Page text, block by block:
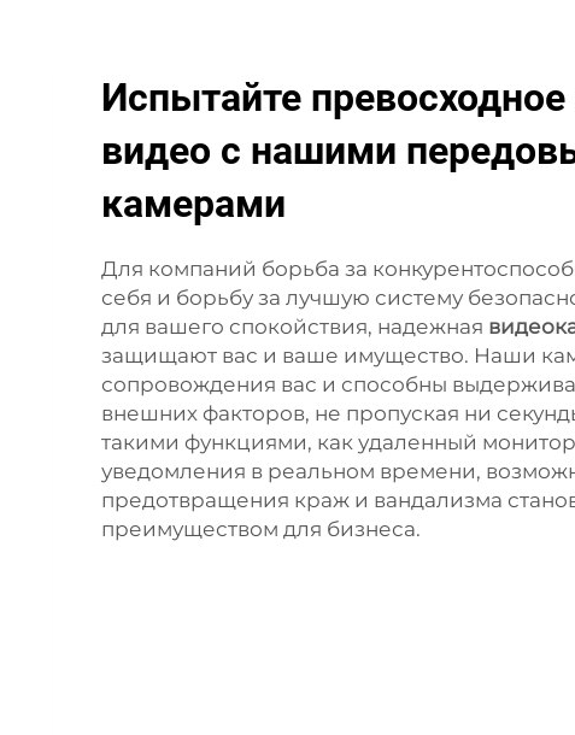
Испытайте превосходное
видео с нашими
камерами
Для компаний борьба за
себя и борьбу за лучшую систему
для вашего спокойствия, надежная
защищают вас и ваше имущество. Наши
сопровождения вас и способны
внешних факторов, не пропуская ни
такими функциями, как удаленный
уведомления в реальном времени,
предотвращения краж и вандализма
преимуществом для бизнеса.